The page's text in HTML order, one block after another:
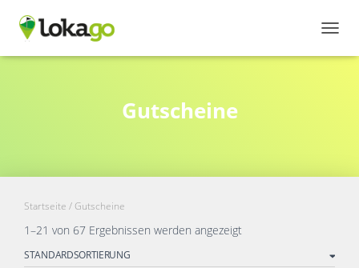
Gutscheine
Startseite / Gutscheine
1–21 von 67 Ergebnissen werden angezeigt